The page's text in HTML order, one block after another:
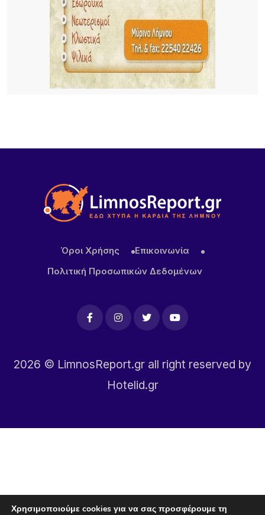
από τα τέλη του 2024
6 ΏΡΕΣ ΠΡΙΝ
Καιρός: Στα 40άρια θα «ψηθούν» δυτική και
βόρεια Ελλάδα – Έως 8 μποφόρ οι άνεμοι στο
Αιγαίο μέχρι Δεκαπενταύγουστο
διεθνή brands φιλοξενίας
Όροι Χρήσης
Επικοινωνία
Πολιτική Προσωπικών Δεδομένων
2026 © LimnosReport.gr all right reserved by
Hotelid.gr
Χρησιμοποιούμε cookies για να σας προσφέρουμε τη